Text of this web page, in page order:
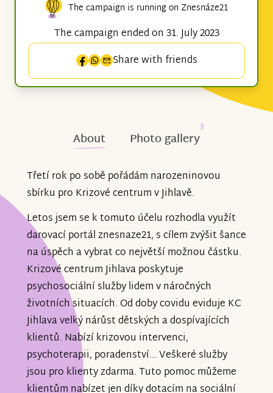
The campaign is running on Znesnáze21
The campaign ended on 31. July 2023
Share with friends
About Photo gallery
3
Třetí rok po sobě pořádám narozeninovou
sbírku pro Krizové centrum v Jihlavě.
Letos jsem se k tomuto účelu rozhodla využít
darovací portál znesnaze21, s cílem zvýšit šance
na úspěch a vybrat co největší možnou částku.
Krizové centrum Jihlava poskytuje
psychosociální služby lidem v náročných
životních situacích. Od doby covidu eviduje KC
Jihlava velký nárůst dětských a dospívajících
klientů. Nabízí krizovou intervenci,
psychoterapii, poradenství... Veškeré služby
jsou pro klienty zdarma. Tuto pomoc můžeme